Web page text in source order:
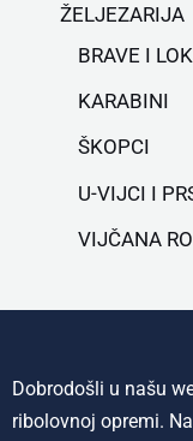
ŽELJEZARIJA
BRAVE I
KARABINI
ŠKOPCI
U-VIJCI I
VIJČANA
Dobrodošli u našu
ribolovnoj opremi.